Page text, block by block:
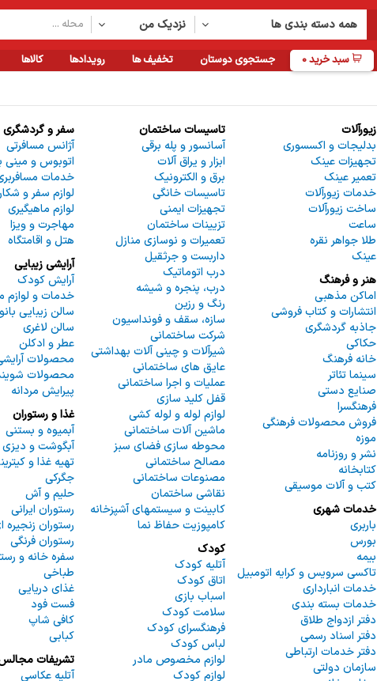
نزدیک من همه دسته بندی ها
کالاها رویدادها تخفیف ها جستجوی دوستان سبد خرید0
زیورآلات
بدلیجات و اکسسوری
تجهیزات عینک
تعمیر عینک
خدمات زیورآلات
ساخت زیورآلات
ساعت
طلا جواهر نقره
عینک
هنر و فرهنگ
اماکن مذهبی
انتشارات و کتاب فروشی
جاذبه گردشگری
حکاکی
خانه فرهنگ
سینما تئاتر
صنایع دستی
فرهنگسرا
فروش محصولات فرهنگی
موزه
نشر و روزنامه
کتابخانه
کتب و آلات موسیقی
خدمات شهری
باربری
بورس
بیمه
تاکسی سرویس و کرایه اتومبیل
خدمات انبارداری
خدمات بسته بندی
دفتر ازدواج طلاق
دفتر اسناد رسمی
دفتر خدمات ارتباطی
سازمان دولتی
تاسیسات ساختمان
آسانسور و پله برقی
ابزار و یراق آلات
برق و الکترونیک
تاسیسات خانگی
تجهیزات ایمنی
تزیینات ساختمان
تعمیرات و نوسازی منازل
داربست و جرثقیل
درب اتوماتیک
درب، پنجره و شیشه
رنگ و رزین
سازه، سقف و فونداسیون
شرکت ساختمانی
شیرآلات و چینی آلات بهداشتی
عایق های ساختمانی
عملیات و اجرا ساختمانی
قفل کلید سازی
لوازم لوله و لوله کشی
ماشین آلات ساختمانی
محوطه سازی فضای سبز
مصالح ساختمانی
مصنوعات ساختمانی
نقاشی ساختمان
کابینت و سیستمهای آشپزخانه
کامپوزیت حفاظ نما
کودک
آتلیه کودک
اتاق کودک
اسباب بازی
سلامت کودک
فرهنگسرای کودک
لباس كودك
لوازم مخصوص مادر
لوازم کودک
سفر و گردشگری
آژانس مسافرتی
اتوبوس و مینی
خدمات
لوازم سفر و شکار
لوازم ماهیگیری
مهاجرت و ویزا
هتل و اقامتگاه
آرایشی زیبایی
آرایش کودک
خدمات و لوازم
سالن زیبایی
سالن لاغری
عطر و ادکلن
محصولات
محصولات
پیرایش مردانه
غذا و رستوران
آبمیوه و بستنی
آبگوشت و دیزی
تهیه غذا و
جگرکی
حلیم و آش
رستوران ایرانی
رستوران زنجیره
رستوران فرنگی
سفره خانه و
طباخی
غذای دریایی
فست فود
کافی شاپ
کبابی
تشریفات
آتلیه عکاسی